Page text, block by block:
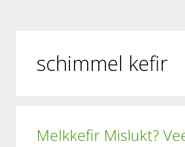
schimmel kefir
Melkkefir Mislukt?